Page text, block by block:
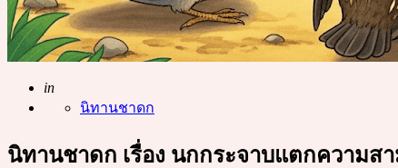
Posted
in
นิทานชาดก
นิทานชาดก เรื่อง นกกระจาบแตกความ